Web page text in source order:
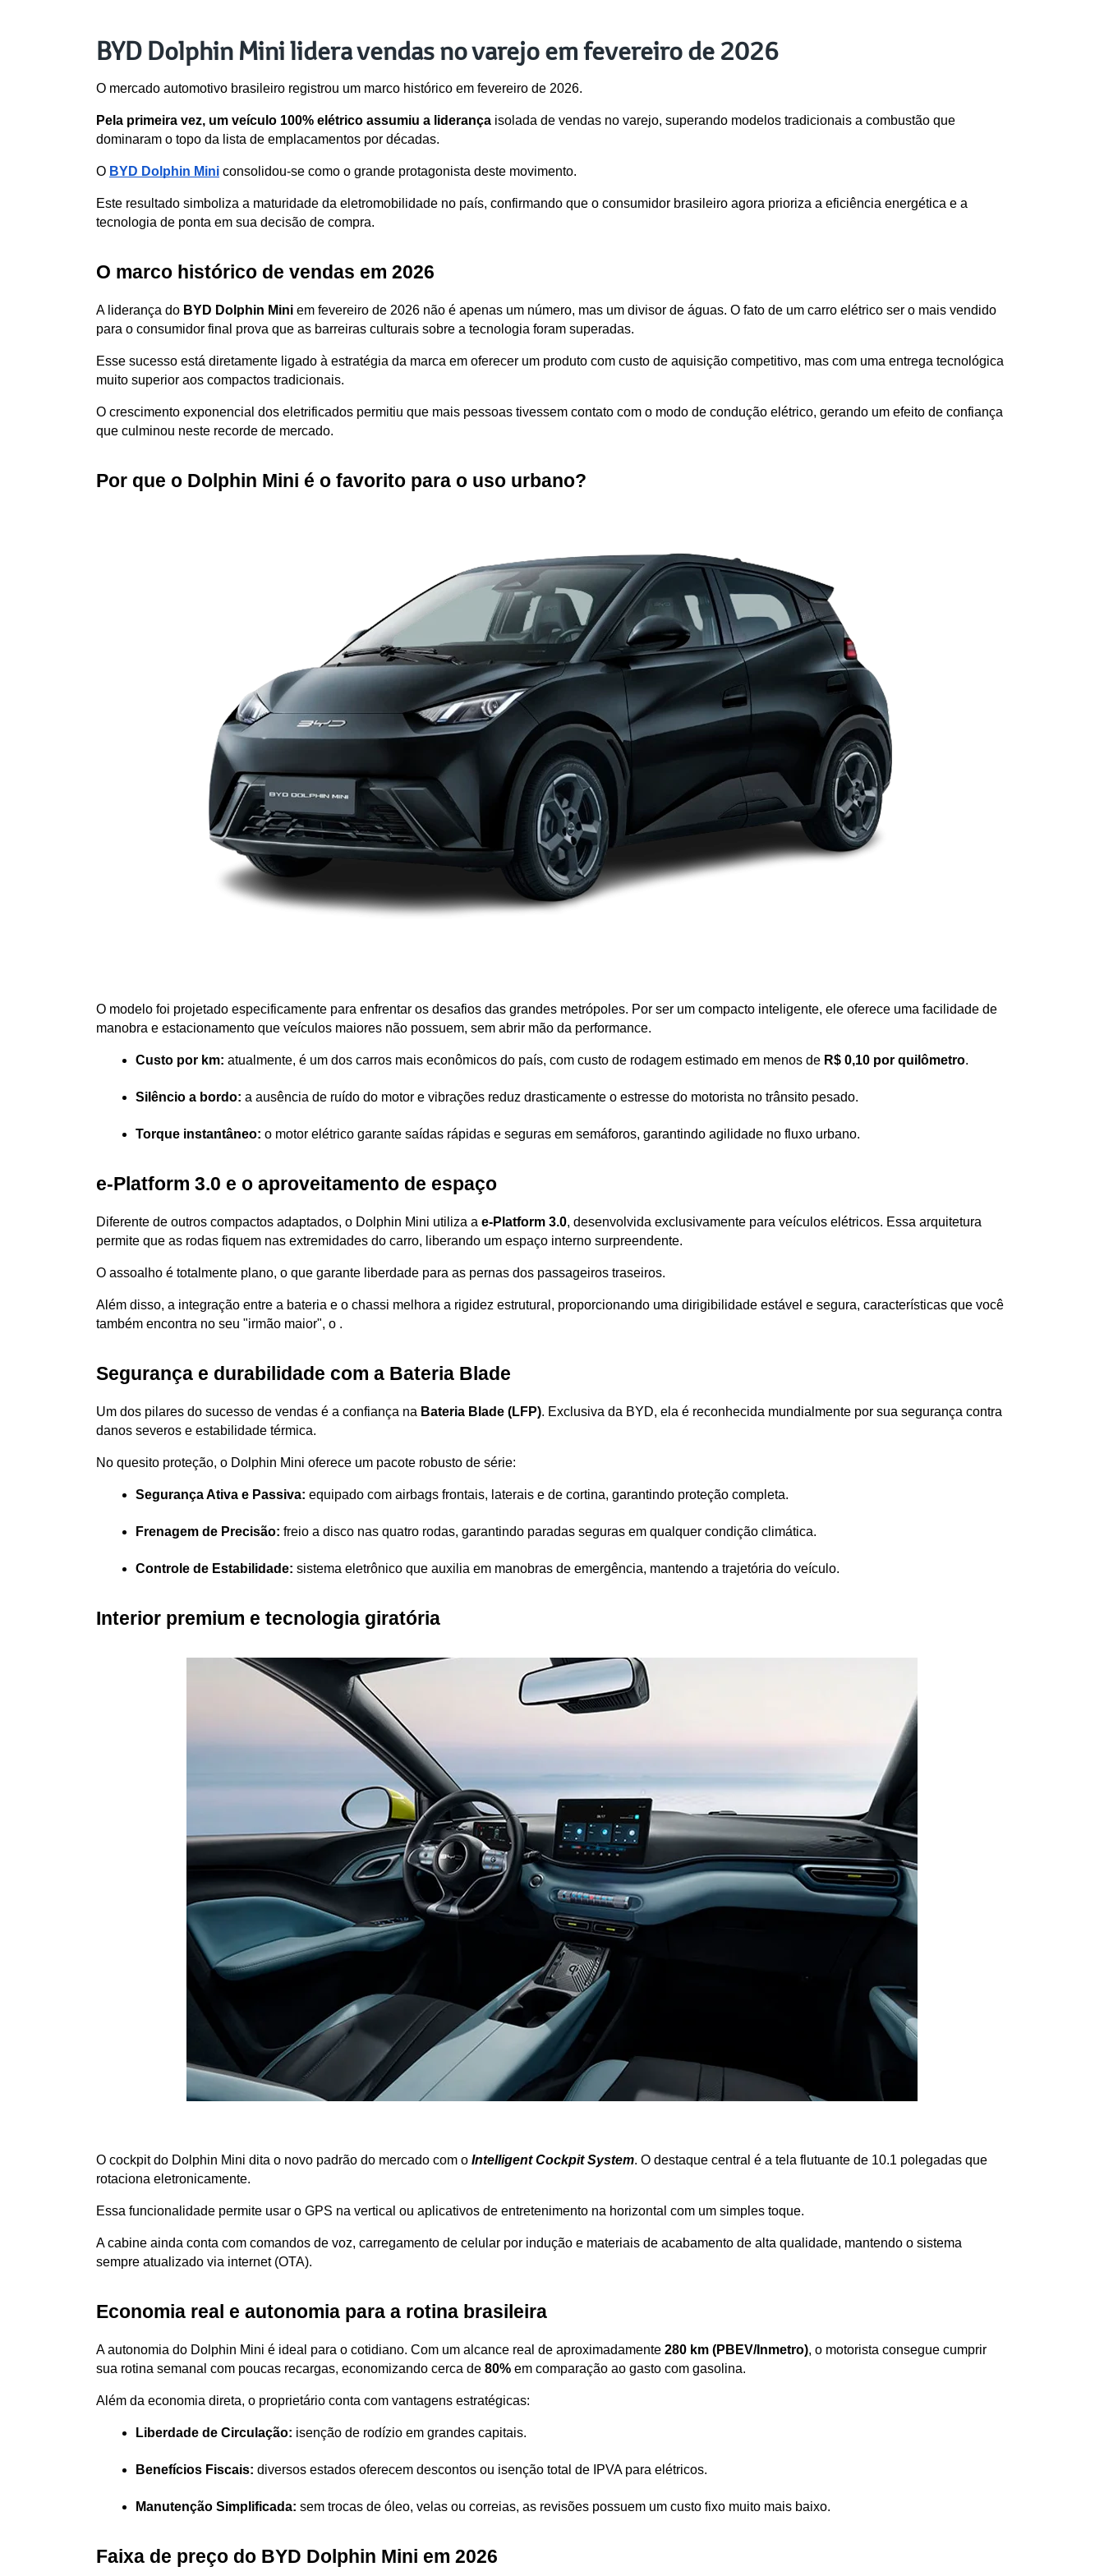
BYD Dolphin Mini lidera vendas no varejo em fevereiro de 2026
O mercado automotivo brasileiro registrou um marco histórico em fevereiro de 2026.
Pela primeira vez, um veículo 100% elétrico assumiu a liderança isolada de vendas no varejo, superando modelos tradicionais a combustão que
dominaram o topo da lista de emplacamentos por décadas.
O BYD Dolphin Mini consolidou-se como o grande protagonista deste movimento.
Este resultado simboliza a maturidade da eletromobilidade no país, confirmando que o consumidor brasileiro agora prioriza a eficiência energética e a
tecnologia de ponta em sua decisão de compra.
O marco histórico de vendas em 2026
A liderança do BYD Dolphin Mini em fevereiro de 2026 não é apenas um número, mas um divisor de águas. O fato de um carro elétrico ser o mais vendido
para o consumidor final prova que as barreiras culturais sobre a tecnologia foram superadas.
Esse sucesso está diretamente ligado à estratégia da marca em oferecer um produto com custo de aquisição competitivo, mas com uma entrega tecnológica
muito superior aos compactos tradicionais.
O crescimento exponencial dos eletrificados permitiu que mais pessoas tivessem contato com o modo de condução elétrico, gerando um efeito de confiança
que culminou neste recorde de mercado.
Por que o Dolphin Mini é o favorito para o uso urbano?
O modelo foi projetado especificamente para enfrentar os desafios das grandes metrópoles. Por ser um compacto inteligente, ele oferece uma facilidade de
manobra e estacionamento que veículos maiores não possuem, sem abrir mão da performance.
Custo por km: atualmente, é um dos carros mais econômicos do país, com custo de rodagem estimado em menos de R$ 0,10 por quilômetro.
Silêncio a bordo: a ausência de ruído do motor e vibrações reduz drasticamente o estresse do motorista no trânsito pesado.
Torque instantâneo: o motor elétrico garante saídas rápidas e seguras em semáforos, garantindo agilidade no fluxo urbano.
e-Platform 3.0 e o aproveitamento de espaço
Diferente de outros compactos adaptados, o Dolphin Mini utiliza a e-Platform 3.0, desenvolvida exclusivamente para veículos elétricos. Essa arquitetura
permite que as rodas fiquem nas extremidades do carro, liberando um espaço interno surpreendente.
O assoalho é totalmente plano, o que garante liberdade para as pernas dos passageiros traseiros.
Além disso, a integração entre a bateria e o chassi melhora a rigidez estrutural, proporcionando uma dirigibilidade estável e segura, características que você
também encontra no seu "irmão maior", o .
Segurança e durabilidade com a Bateria Blade
Um dos pilares do sucesso de vendas é a confiança na Bateria Blade (LFP). Exclusiva da BYD, ela é reconhecida mundialmente por sua segurança contra
danos severos e estabilidade térmica.
No quesito proteção, o Dolphin Mini oferece um pacote robusto de série:
Segurança Ativa e Passiva: equipado com airbags frontais, laterais e de cortina, garantindo proteção completa.
Frenagem de Precisão: freio a disco nas quatro rodas, garantindo paradas seguras em qualquer condição climática.
Controle de Estabilidade: sistema eletrônico que auxilia em manobras de emergência, mantendo a trajetória do veículo.
Interior premium e tecnologia giratória
O cockpit do Dolphin Mini dita o novo padrão do mercado com o Intelligent Cockpit System. O destaque central é a tela flutuante de 10.1 polegadas que
rotaciona eletronicamente.
Essa funcionalidade permite usar o GPS na vertical ou aplicativos de entretenimento na horizontal com um simples toque.
A cabine ainda conta com comandos de voz, carregamento de celular por indução e materiais de acabamento de alta qualidade, mantendo o sistema
sempre atualizado via internet (OTA).
Economia real e autonomia para a rotina brasileira
A autonomia do Dolphin Mini é ideal para o cotidiano. Com um alcance real de aproximadamente 280 km (PBEV/Inmetro), o motorista consegue cumprir
sua rotina semanal com poucas recargas, economizando cerca de 80% em comparação ao gasto com gasolina.
Além da economia direta, o proprietário conta com vantagens estratégicas:
Liberdade de Circulação: isenção de rodízio em grandes capitais.
Benefícios Fiscais: diversos estados oferecem descontos ou isenção total de IPVA para elétricos.
Manutenção Simplificada: sem trocas de óleo, velas ou correias, as revisões possuem um custo fixo muito mais baixo.
Faixa de preço do BYD Dolphin Mini em 2026